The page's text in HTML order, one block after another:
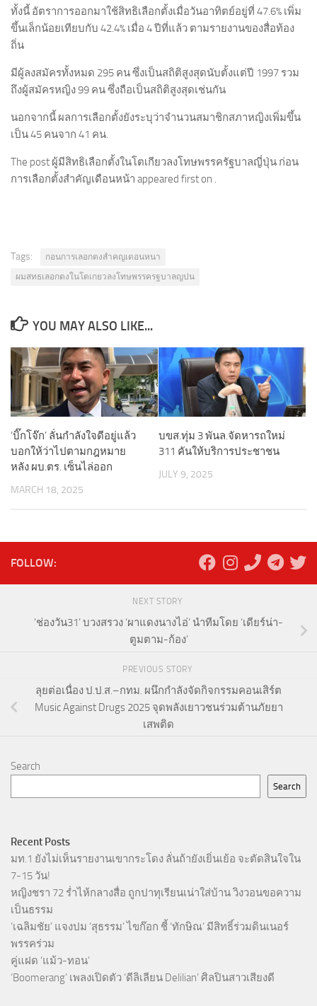
ทั้งนี้ อัตราการออกมาใช้สิทธิเลือกตั้งเมื่อวันอาทิตย์อยู่ที่ 47.6% เพิ่ม
ขึ้นเล็กน้อยเทียบกับ 42.4% เมื่อ 4 ปีที่แล้ว ตามรายงานของสื่อท้อง
ถิ่น
มีผู้ลงสมัครทั้งหมด 295 คน ซึ่งเป็นสถิติสูงสุดนับตั้งแต่ปี 1997 รวม
ถึงผู้สมัครหญิง 99 คน ซึ่งถือเป็นสถิติสูงสุดเช่นกัน
นอกจากนี้ ผลการเลือกตั้งยังระบุว่าจำนวนสมาชิกสภาหญิงเพิ่มขึ้น
เป็น 45 คนจาก 41 คน.
The post ผู้มีสิทธิเลือกตั้งในโตเกียวลงโทษพรรครัฐบาลญี่ปุ่น ก่อน
การเลือกตั้งสำคัญเดือนหน้า appeared first on .
Tags:
กอนการเลอกตงสำคญเดอนหนา
ผมสทธเลอกตงในโตเกยวลงโทษพรรครฐบาลญปน
YOU MAY ALSO LIKE...
‘บิ๊กโจ๊ก’ ลั่นกำลังใจดีอยู่แล้ว
บอกให้ว่าไปตามกฎหมาย
หลัง ผบ.ตร. เซ็นไล่ออก
MARCH 18, 2025
บขส.ทุ่ม 3 พันล.จัดหารถใหม่
311 คันให้บริการประชาชน
JULY 9, 2025
FOLLOW:
NEXT STORY
‘ช่องวัน31’ บวงสรวง ‘ผาแดงนางไอ่’ นำทีมโดย ‘เดียร์น่า-
ตูมตาม-ก้อง’
PREVIOUS STORY
ลุยต่อเนื่อง ป.ป.ส.–กทม. ผนึกกำลังจัดกิจกรรมคอนเสิร์ต
Music Against Drugs 2025 จุดพลังเยาวชนร่วมต้านภัยยา
เสพติด
Search
Search
Recent Posts
มท.1 ยังไม่เห็นรายงานเขากระโดง ลั่นถ้ายังเยิ่นเย้อ จะตัดสินใจใน
7-15 วัน!
หญิงชรา 72 ร่ำไห้กลางสื่อ ถูกปาทุเรียนเน่าใส่บ้าน วิงวอนขอความ
เป็นธรรม
‘เฉลิมชัย’ แจงปม ‘สุธรรม’ ไขก๊อก ชี้ ‘ทักษิณ’ มีสิทธิ์ร่วมดินเนอร์
พรรคร่วม
คู่แฝด ‘แม้ว-ทอน’
‘Boomerang’ เพลงเปิดตัว ‘ดีลิเลียน Delilian’ ศิลปินสาวเสียงดี